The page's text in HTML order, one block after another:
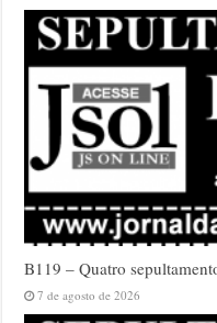
B119 – Quatro
7 de agosto de 2026